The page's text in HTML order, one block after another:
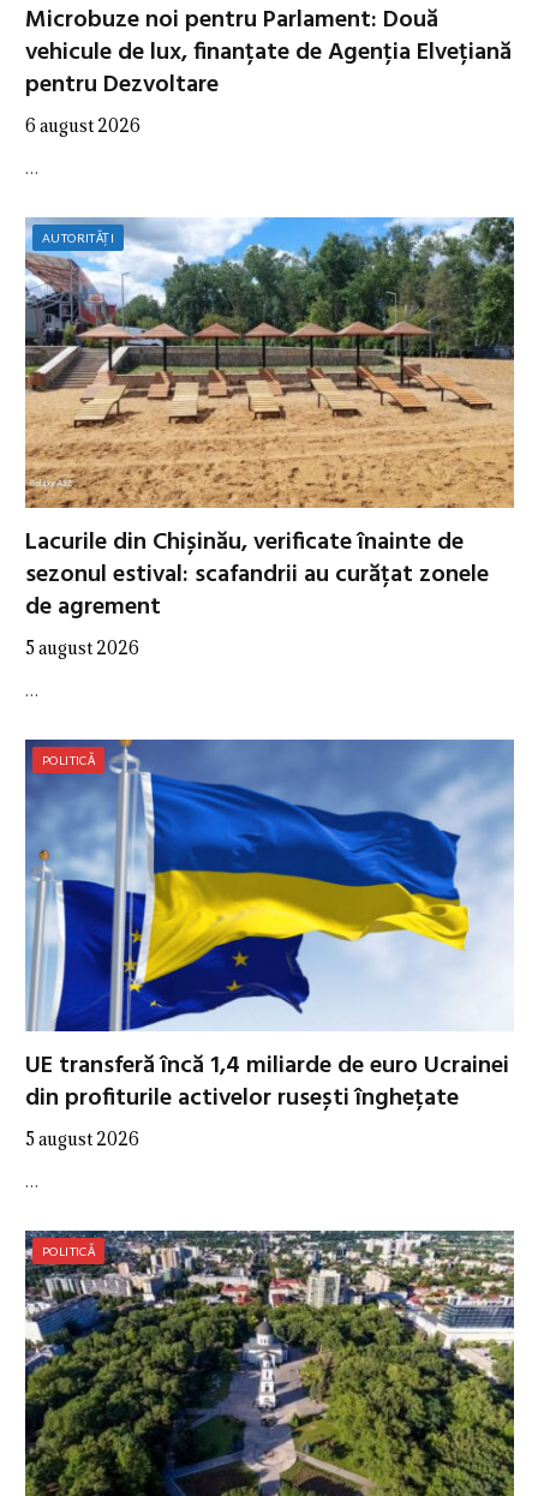
Microbuze noi pentru Parlament: Două
vehicule de lux, finanțate de Agenția Elvețiană
pentru Dezvoltare
6 august 2026
…
AUTORITĂȚI
Lacurile din Chișinău, verificate înainte de
sezonul estival: scafandrii au curățat zonele
de agrement
5 august 2026
…
POLITICĂ
UE transferă încă 1,4 miliarde de euro Ucrainei
din profiturile activelor rusești înghețate
5 august 2026
…
POLITICĂ